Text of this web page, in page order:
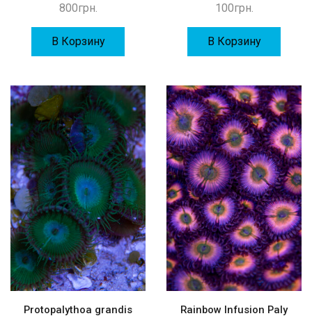
800грн.
В Корзину
100грн.
В Корзину
Protopalythoa grandis Rainbow Infusion Paly